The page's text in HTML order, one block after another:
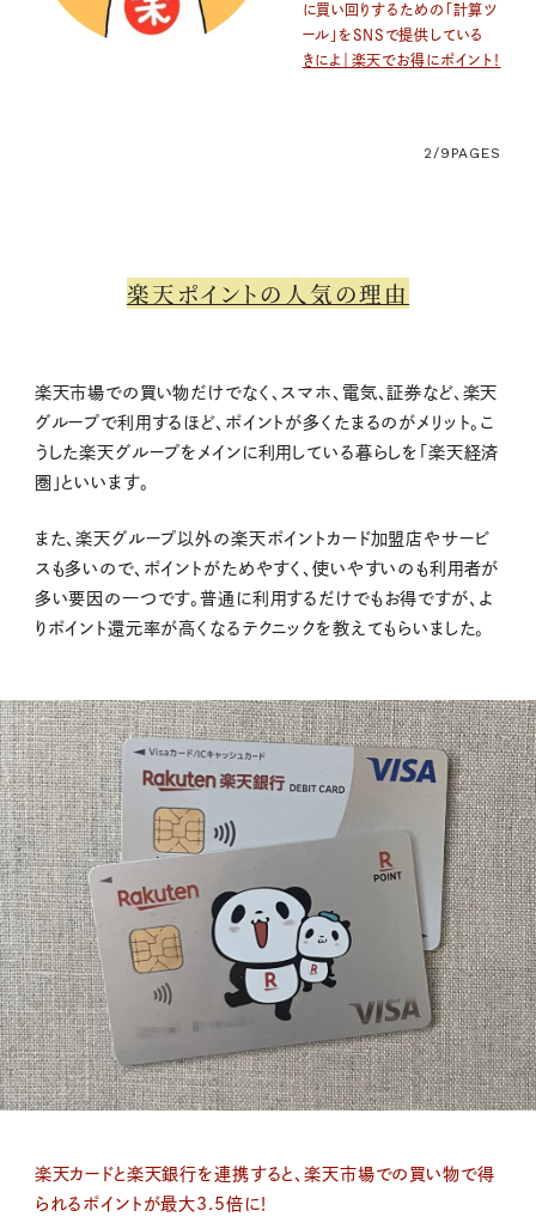
に買い回りするための「計算ツ
ール」をSNSで提供している
きによ｜楽天でお得にポイント！
2/9 PAGES
楽天ポイントの人気の理由
楽天市場での買い物だけでなく、スマホ、電気、証券など、楽天
グループで利用するほど、ポイントが多くたまるのがメリット。こ
うした楽天グループをメインに利用している暮らしを「楽天経済
圏」といいます。
また、楽天グループ以外の楽天ポイントカード加盟店やサービ
スも多いので、ポイントがためやすく、使いやすいのも利用者が
多い要因の一つです。普通に利用するだけでもお得ですが、よ
りポイント還元率が高くなるテクニックを教えてもらいました。
楽天カードと楽天銀行を連携すると、楽天市場での買い物で得
られるポイントが最大3.5倍に！